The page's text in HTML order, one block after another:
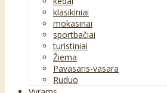
klasikiniai
mokasinai
sportbačiai
turistiniai
Žiema
Pavasaris-vasara
Ruduo